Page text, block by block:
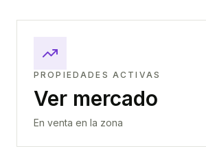
PROPIEDADES ACTIVAS
Ver mercado
En venta en la zona